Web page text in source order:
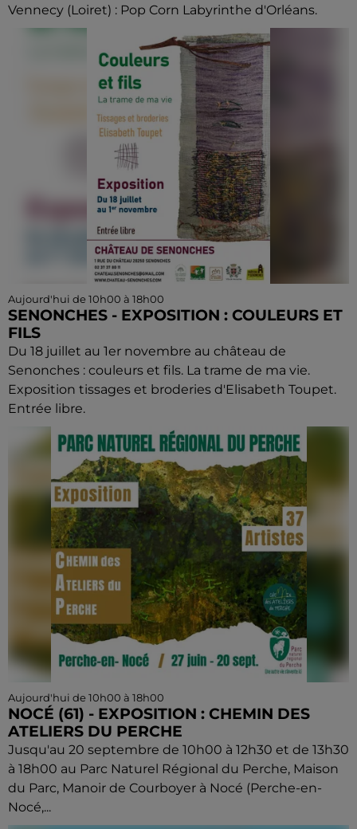
Vennecy (Loiret) : Pop Corn Labyrinthe d'Orléans.
Aujourd'hui de 10h00 à 18h00
SENONCHES - EXPOSITION : COULEURS ET
FILS
Du 18 juillet au 1er novembre au château de
Senonches : couleurs et fils. La trame de ma vie.
Exposition tissages et broderies d'Elisabeth Toupet.
Entrée libre.
Aujourd'hui de 10h00 à 18h00
NOCÉ (61) - EXPOSITION : CHEMIN DES
ATELIERS DU PERCHE
Jusqu'au 20 septembre de 10h00 à 12h30 et de 13h30
à 18h00 au Parc Naturel Régional du Perche, Maison
du Parc, Manoir de Courboyer à Nocé (Perche-en-
Nocé,...